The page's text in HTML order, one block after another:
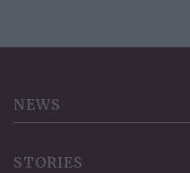
NEWS
STORIES